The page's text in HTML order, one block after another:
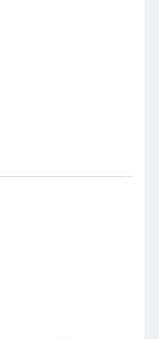
电炉具有LTDE可